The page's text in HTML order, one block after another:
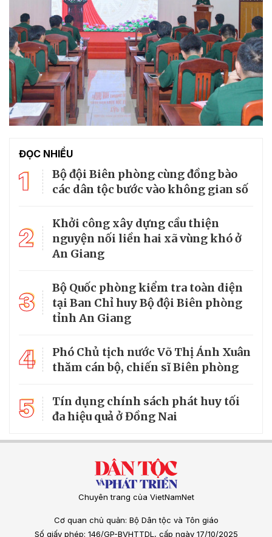
ĐỌC NHIỀU
1
Bộ đội Biên phòng cùng đồng bào
các dân tộc bước vào không gian số
2
Khởi công xây dựng cầu thiện
nguyện nối liền hai xã vùng khó ở
An Giang
3
Bộ Quốc phòng kiểm tra toàn diện
tại Ban Chỉ huy Bộ đội Biên phòng
tỉnh An Giang
4
Phó Chủ tịch nước Võ Thị Ánh Xuân
thăm cán bộ, chiến sĩ Biên phòng
5
Tín dụng chính sách phát huy tối
đa hiệu quả ở Đồng Nai
Chuyên trang của VietNamNet
Cơ quan chủ quản: Bộ Dân tộc và Tôn giáo
Số giấy phép: 146/GP-BVHTTDL, cấp ngày 17/10/2025